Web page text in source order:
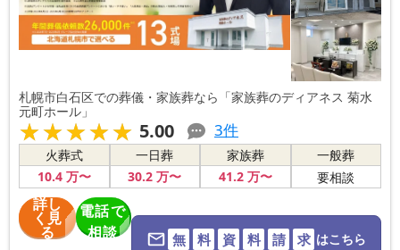
札幌市白石区での葬儀・家族葬なら「家族葬のディアネス 菊水
元町ホール」
★★★★★
★★★★★ 5.00 3件
火葬式
10.4万〜
一日葬
30.2 万〜
家族葬
41.2万〜
一般葬
要相談
詳し
く見
る
電話で
相談
無 料 資 料 請 求 はこちら